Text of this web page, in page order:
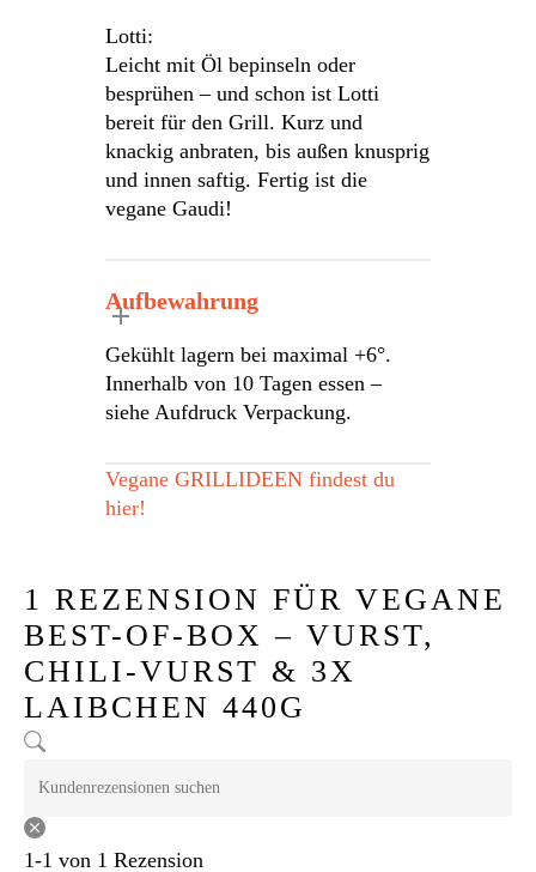
Lotti:
Leicht mit Öl bepinseln oder
besprühen – und schon ist Lotti
bereit für den Grill. Kurz und
knackig anbraten, bis außen knusprig
und innen saftig. Fertig ist die
vegane Gaudi!
Aufbewahrung
Gekühlt lagern bei maximal +6°.
Innerhalb von 10 Tagen essen –
siehe Aufdruck Verpackung.
Vegane GRILLIDEEN findest du
hier!
1 REZENSION FÜR VEGANE
BEST-OF-BOX – VURST,
CHILI-VURST & 3X
LAIBCHEN 440G
1-1 von 1 Rezension